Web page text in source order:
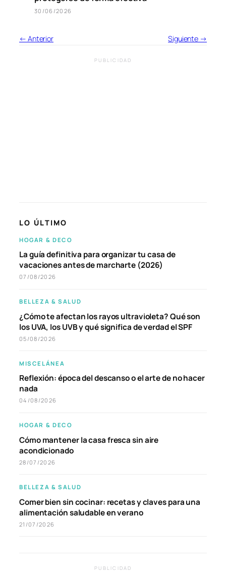
30/06/2026
← Anterior Siguiente →
PUBLICIDAD
LO ÚLTIMO
HOGAR & DECO
La guía definitiva para organizar tu casa de
vacaciones antes de marcharte (2026)
07/08/2026
BELLEZA & SALUD
¿Cómo te afectan los rayos ultravioleta? Qué son
los UVA, los UVB y qué significa de verdad el SPF
05/08/2026
MISCELÁNEA
Reflexión: época del descanso o el arte de no hacer
nada
04/08/2026
HOGAR & DECO
Cómo mantener la casa fresca sin aire
acondicionado
28/07/2026
BELLEZA & SALUD
Comer bien sin cocinar: recetas y claves para una
alimentación saludable en verano
21/07/2026
PUBLICIDAD